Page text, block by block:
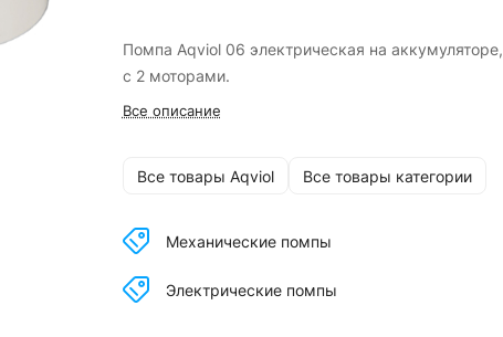
Помпа Aqviol 06 электрическая на аккумуляторе,
с 2 моторами.
Все описание
Все товары Aqviol Все товары категории
Механические помпы
Электрические помпы